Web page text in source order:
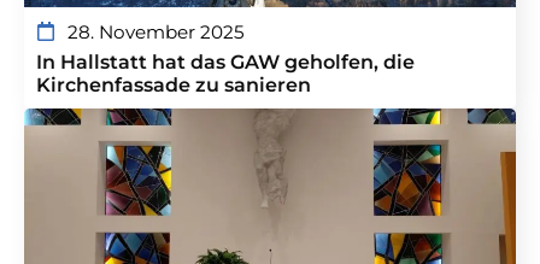
28. November 2025
In Hallstatt hat das GAW geholfen, die
Kirchenfassade zu sanieren